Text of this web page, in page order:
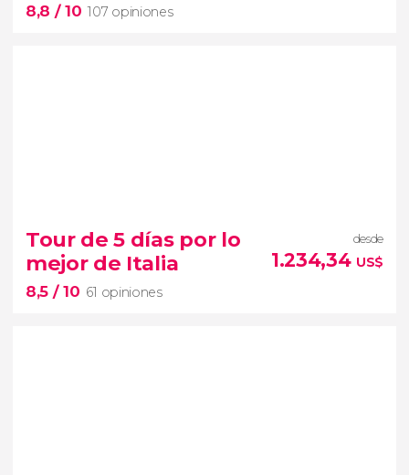
8,8 / 10 107 opiniones
107 opiniones
excursión desde Roma
Pompeya, Sorrento y Capri en 3 días
Tour de 5 días por lo
mejor de Italia
8,5 / 10 61 opiniones
desde
1.234,34 US$